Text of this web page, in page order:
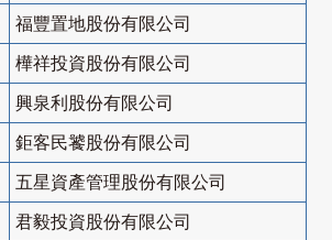
福豐置地股份有限公司
樺祥投資股份有限公司
興泉利股份有限公司
鉅客民饕股份有限公司
五星資產管理股份有限公司
君毅投資股份有限公司